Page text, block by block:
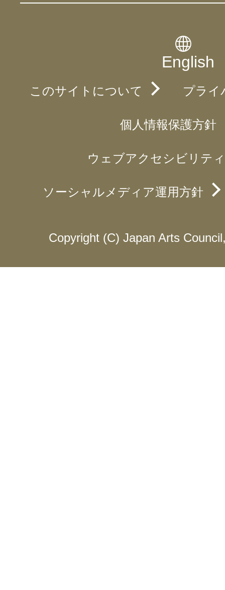
English
このサイトについて プライ
個人情報保護方針
ウェブアクセシビリテ
ソーシャルメディア運用方針
Copyright (C) Japan Arts